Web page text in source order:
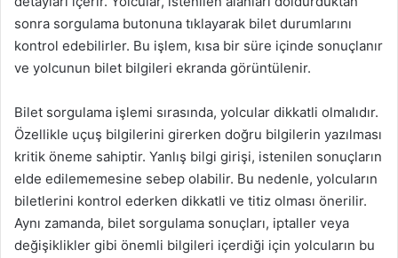
sonra sorgulama butonuna tıklayarak bilet durumlarını
kontrol edebilirler. Bu işlem, kısa bir süre içinde sonuçlanır
ve yolcunun bilet bilgileri ekranda görüntülenir.
Bilet sorgulama işlemi sırasında, yolcular dikkatli olmalıdır.
Özellikle uçuş bilgilerini girerken doğru bilgilerin yazılması
kritik öneme sahiptir. Yanlış bilgi girişi, istenilen sonuçların
elde edilememesine sebep olabilir. Bu nedenle, yolcuların
biletlerini kontrol ederken dikkatli ve titiz olması önerilir.
Aynı zamanda, bilet sorgulama sonuçları, iptaller veya
değişiklikler gibi önemli bilgileri içerdiği için yolcuların bu